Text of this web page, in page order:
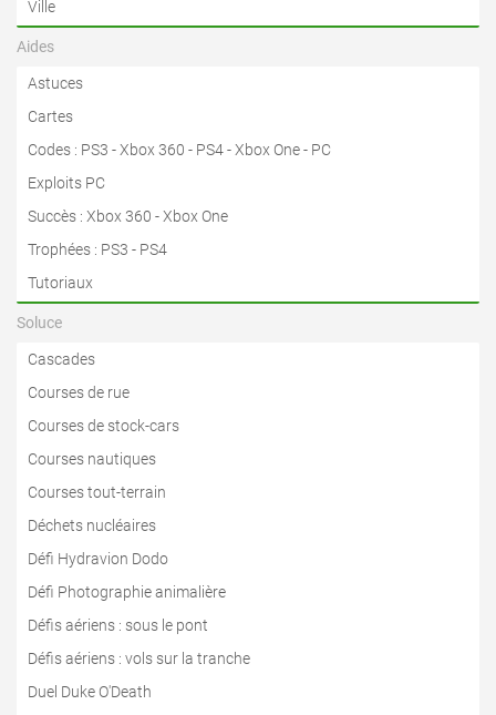
Ville
Aides
Astuces
Cartes
Codes : PS3 -Xbox 360 - PS4-Xbox One- PC
Exploits PC
Succès : Xbox 360 -Xbox One
Trophées : PS3 - PS4
Tutoriaux
Soluce
Cascades
Courses de rue
Courses de stock-cars
Courses nautiques
Courses tout-terrain
Déchets nucléaires
Défi Hydravion Dodo
Défi Photographie animalière
Défis aériens : sous le pont
Défis aériens : vols sur la tranche
Duel Duke O'Death